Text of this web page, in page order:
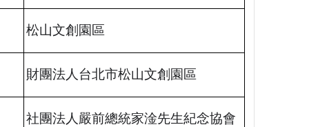
松山文創園區
財團法人台北市松山文創園區
社團法人嚴前總統家淦先生紀念協會